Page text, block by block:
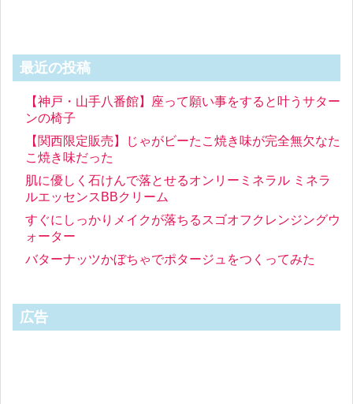
最近の投稿
【神戸・山手八番館】座って願い事をすると叶うサター
ンの椅子
【関西限定販売】じゃがビーたこ焼き味が完全無欠なた
こ焼き味だった
肌に優しく石けんで落とせるオンリーミネラル ミネラ
ルエッセンスBBクリーム
すぐにしっかりメイクが落ちるスゴオフクレンジングウ
ォーター
バターナッツかぼちゃでポタージュをつくってみた
広告